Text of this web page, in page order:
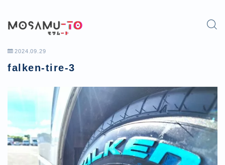
2024.09.29
falken-tire-3